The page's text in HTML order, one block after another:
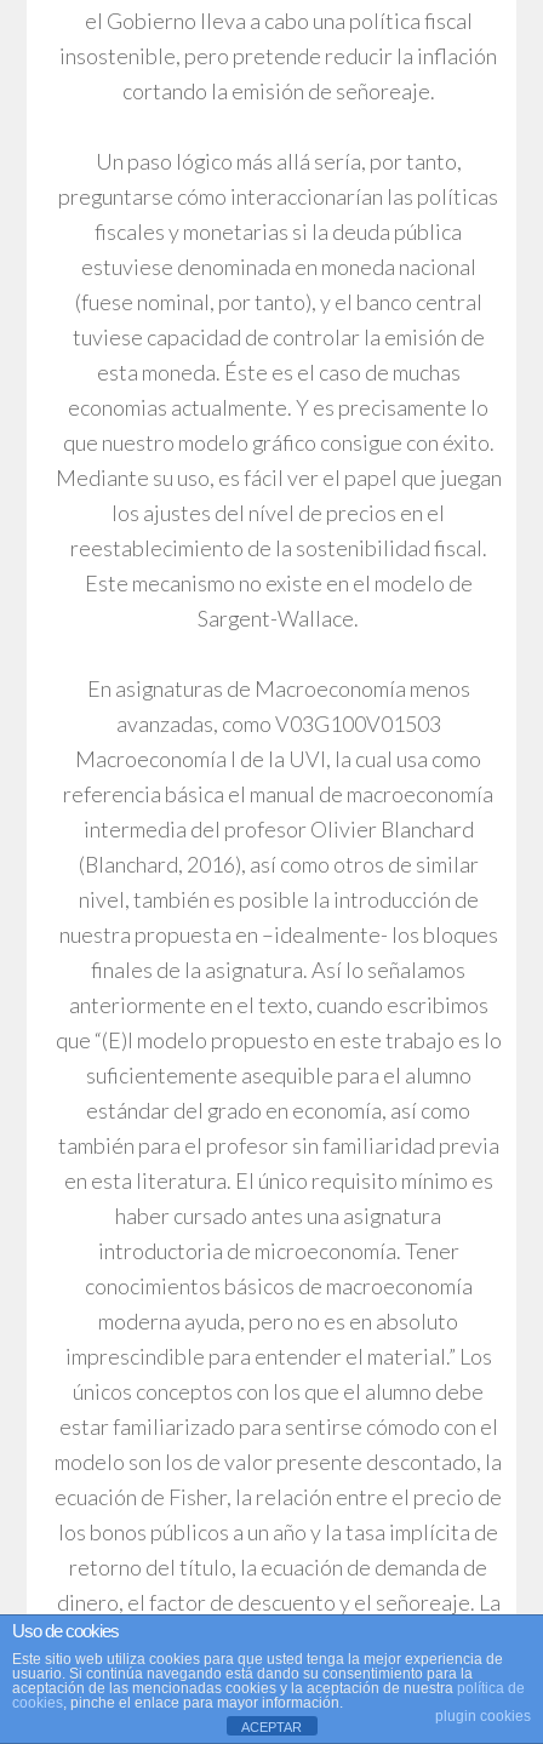
el Gobierno lleva a cabo una política fiscal
insostenible, pero pretende reducir la inflación
cortando la emisión de señoreaje.
Un paso lógico más allá sería, por tanto,
preguntarse cómo interaccionarían las políticas
fiscales y monetarias si la deuda pública
estuviese denominada en moneda nacional
(fuese nominal, por tanto), y el banco central
tuviese capacidad de controlar la emisión de
esta moneda. Éste es el caso de muchas
economias actualmente. Y es precisamente lo
que nuestro modelo gráfico consigue con éxito.
Mediante su uso, es fácil ver el papel que juegan
los ajustes del nível de precios en el
reestablecimiento de la sostenibilidad fiscal.
Este mecanismo no existe en el modelo de
Sargent-Wallace.
En asignaturas de Macroeconomía menos
avanzadas, como V03G100V01503
Macroeconomía I de la UVI, la cual usa como
referencia básica el manual de macroeconomía
intermedia del profesor Olivier Blanchard
(Blanchard, 2016), así como otros de similar
nivel, también es posible la introducción de
nuestra propuesta en –idealmente- los bloques
finales de la asignatura. Así lo señalamos
anteriormente en el texto, cuando escribimos
que “(E)l modelo propuesto en este trabajo es lo
suficientemente asequible para el alumno
estándar del grado en economía, así como
también para el profesor sin familiaridad previa
en esta literatura. El único requisito mínimo es
haber cursado antes una asignatura
introductoria de microeconomía. Tener
conocimientos básicos de macroeconomía
moderna ayuda, pero no es en absoluto
imprescindible para entender el material.” Los
únicos conceptos con los que el alumno debe
estar familiarizado para sentirse cómodo con el
modelo son los de valor presente descontado, la
ecuación de Fisher, la relación entre el precio de
los bonos públicos a un año y la tasa implícita de
retorno del título, la ecuación de demanda de
dinero, el factor de descuento y el señoreaje. La
mayoría de estos elementos son introducidos en
las asignaturas de macroeconomía intermedia
que el alumno ve durante la carrera. En el caso
Uso de cookies
Este sitio web utiliza cookies para que usted tenga la mejor experiencia de
usuario. Si continúa navegando está dando su consentimiento para la
aceptación de las mencionadas cookies y la aceptación de nuestra política de
cookies, pinche el enlace para mayor información.
plugin cookies
ACEPTAR